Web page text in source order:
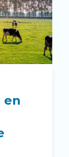
en